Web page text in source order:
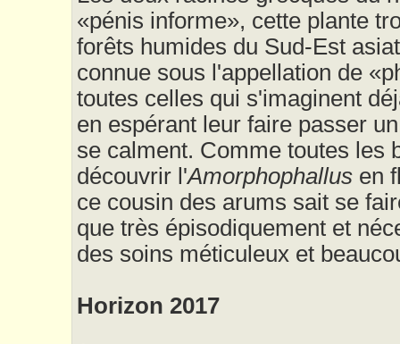
«pénis informe», cette plante
forêts humides du Sud-Est
connue sous l'appellation de
toutes celles qui s'imaginent
en espérant leur faire passer
se calment. Comme toutes les
découvrir l'Amorphophallus en
ce cousin des arums sait se
que très épisodiquement et
des soins méticuleux et
Horizon 2017